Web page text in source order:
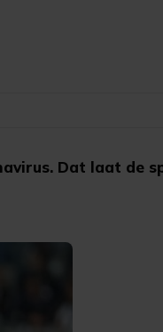
Dat laat de